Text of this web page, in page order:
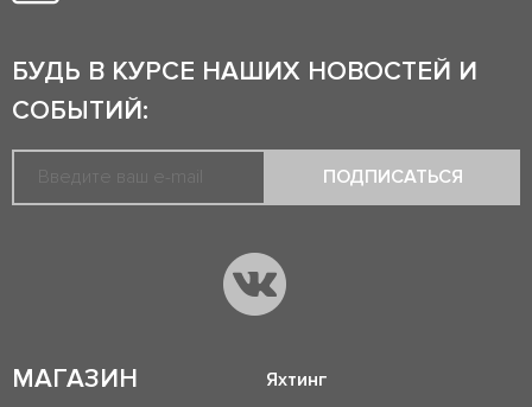
БУДЬ В КУРСЕ НАШИХ НОВОСТЕЙ И
СОБЫТИЙ:
ПОДПИСАТЬСЯ
МАГАЗИН
Яхтинг